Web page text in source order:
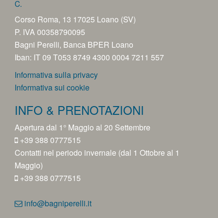
C.
Corso Roma, 13 17025 Loano (SV)
P. IVA 00358790095
Bagni Perelli, Banca BPER Loano
Iban: IT 09 T053 8749 4300 0004 7211 557
Informativa sulla privacy
Informativa sui cookie
INFO & PRENOTAZIONI
Apertura dal 1° Maggio al 20 Settembre
+39 388 0777515
Contatti nel periodo invernale (dal 1 Ottobre al 1
Maggio)
+39 388 0777515
info@bagniperelli.it